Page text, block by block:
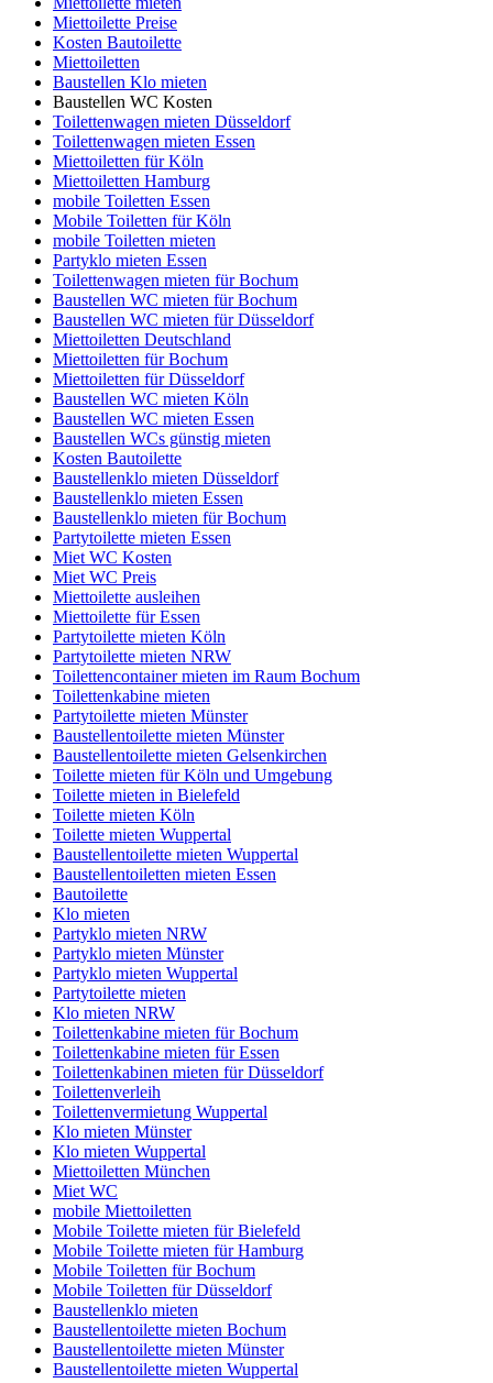
Miettoilette Preise
Kosten Bautoilette
Miettoiletten
Baustellen Klo mieten
Baustellen WC Kosten
Toilettenwagen mieten Düsseldorf
Toilettenwagen mieten Essen
Miettoiletten für Köln
Miettoiletten Hamburg
mobile Toiletten Essen
Mobile Toiletten für Köln
mobile Toiletten mieten
Partyklo mieten Essen
Toilettenwagen mieten für Bochum
Baustellen WC mieten für Bochum
Baustellen WC mieten für Düsseldorf
Miettoiletten Deutschland
Miettoiletten für Bochum
Miettoiletten für Düsseldorf
Baustellen WC mieten Köln
Baustellen WC mieten Essen
Baustellen WCs günstig mieten
Kosten Bautoilette
Baustellenklo mieten Düsseldorf
Baustellenklo mieten Essen
Baustellenklo mieten für Bochum
Partytoilette mieten Essen
Miet WC Kosten
Miet WC Preis
Miettoilette ausleihen
Miettoilette für Essen
Partytoilette mieten Köln
Partytoilette mieten NRW
Toilettencontainer mieten im Raum Bochum
Toilettenkabine mieten
Partytoilette mieten Münster
Baustellentoilette mieten Münster
Baustellentoilette mieten Gelsenkirchen
Toilette mieten für Köln und Umgebung
Toilette mieten in Bielefeld
Toilette mieten Köln
Toilette mieten Wuppertal
Baustellentoilette mieten Wuppertal
Baustellentoiletten mieten Essen
Bautoilette
Klo mieten
Partyklo mieten NRW
Partyklo mieten Münster
Partyklo mieten Wuppertal
Partytoilette mieten
Klo mieten NRW
Toilettenkabine mieten für Bochum
Toilettenkabine mieten für Essen
Toilettenkabinen mieten für Düsseldorf
Toilettenverleih
Toilettenvermietung Wuppertal
Klo mieten Münster
Klo mieten Wuppertal
Miettoiletten München
Miet WC
mobile Miettoiletten
Mobile Toilette mieten für Bielefeld
Mobile Toilette mieten für Hamburg
Mobile Toiletten für Bochum
Mobile Toiletten für Düsseldorf
Baustellenklo mieten
Baustellentoilette mieten Bochum
Baustellentoilette mieten Münster
Baustellentoilette mieten Wuppertal